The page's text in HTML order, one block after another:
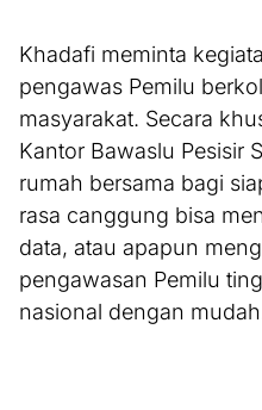
Khadafi meminta
pengawas Pemilu
masyarakat. Secara
Kantor Bawaslu Pesisir
rumah bersama bagi
rasa canggung bisa
data, atau apapun
pengawasan Pemilu
nasional dengan